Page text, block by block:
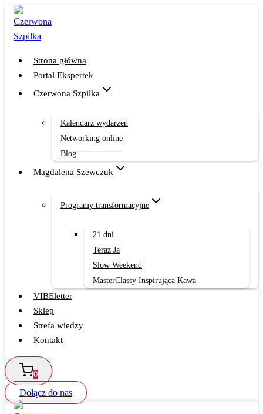
Przejdź
treści
Strona główna
Portal Ekspertek
Czerwona Szpilka
Kalendarz wydarzeń
Networking online
Blog
Magdalena Szewczuk
Programy transformacyjne
21 dni
Teraz Ja
Slow Weekend
MasterClassy Inspirująca Kawa
VIBEletter
Sklep
Strefa wiedzy
Kontakt
0
Dołącz do nas